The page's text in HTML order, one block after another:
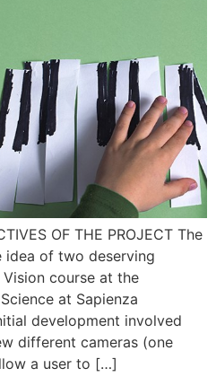
OF THE PROJECT The
of ​​two deserving
course at the
at Sapienza
development involved
different cameras (one
a user to […]